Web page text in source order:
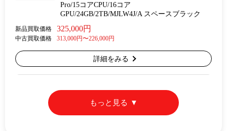
Pro/15コアCPU/16コア
GPU/24GB/2TB/MJLW4J/A スペースブラック
新品買取価格 325,000円
中古買取価格 313,000円〜226,000円
詳細をみる
もっと見る